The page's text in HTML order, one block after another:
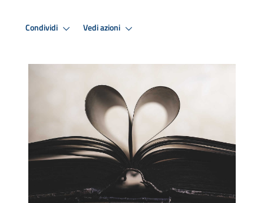
Condividi Vedi azioni